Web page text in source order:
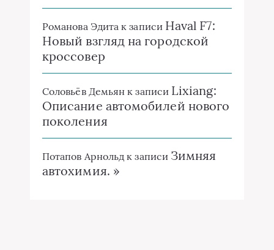
Романова Эдита к записи Haval F7:
Новый взгляд на городской
кроссовер
Соловьёв Демьян к записи Lixiang:
Описание автомобилей нового
поколения
Потапов Арнольд к записи Зимняя
автохимия. »